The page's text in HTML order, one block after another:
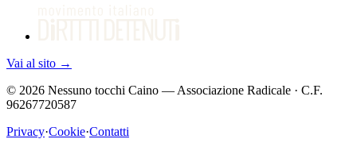
Vai al sito →
© 2026 Nessuno tocchi Caino — Associazione Radicale · C.F.
96267720587
Privacy·Cookie·Contatti